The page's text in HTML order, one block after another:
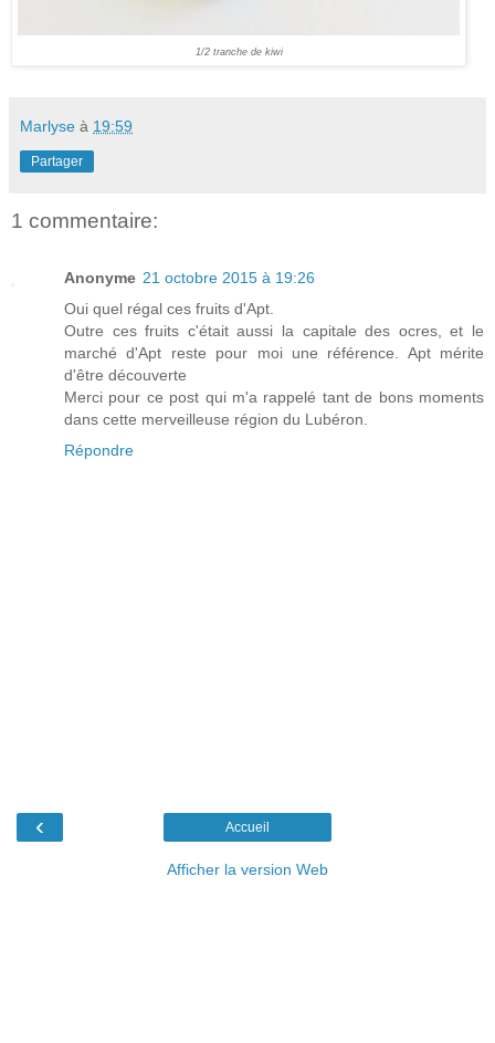
1/2 tranche de kiwi
Marlyse à 19:59
Partager
1 commentaire:
Anonyme 21 octobre 2015 à 19:26
Oui quel régal ces fruits d'Apt.
Outre ces fruits c'était aussi la capitale des ocres, et le
marché d'Apt reste pour moi une référence. Apt mérite
d'être découverte
Merci pour ce post qui m'a rappelé tant de bons moments
dans cette merveilleuse région du Lubéron.
Répondre
‹ Accueil
Afficher la version Web